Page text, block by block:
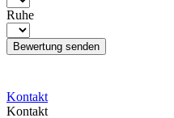
Ruhe
Kontakt
Kontakt